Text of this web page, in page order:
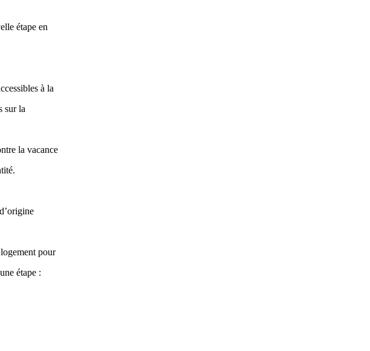
étape en
à la
sur la
la vacance
pour
étape :